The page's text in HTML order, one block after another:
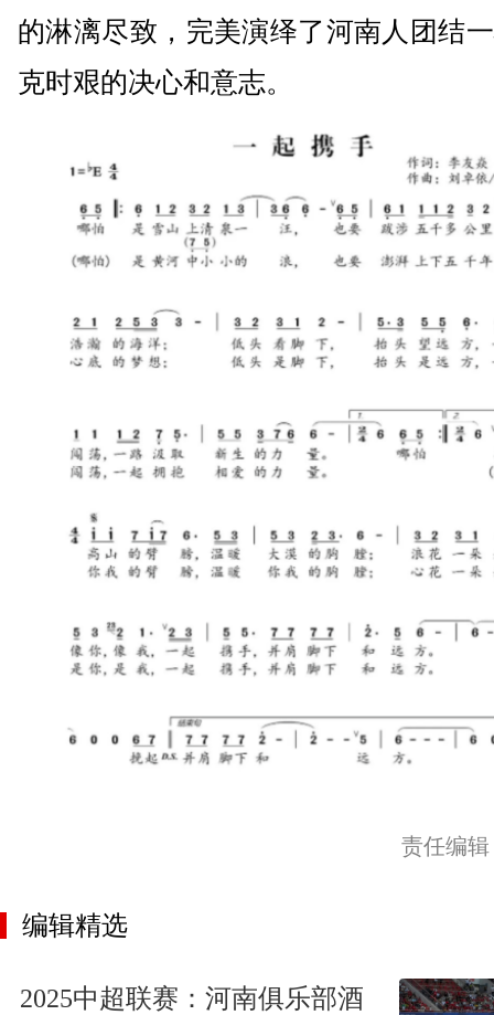
的淋漓尽致，完美演绎了河南人团结
克时艰的决心和意志。
责任编
编辑精选
2025中超联赛：河南俱乐部酒